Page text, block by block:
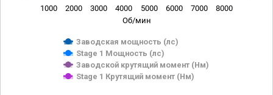
Об/мин
Заводская мощность (лс)
Stage 1 Мощность (лс)
Заводской крутящий момент (Нм)
Stage 1 Крутящий момент (Нм)
1000 2000 3000 4000 5000 6000 7000 8000